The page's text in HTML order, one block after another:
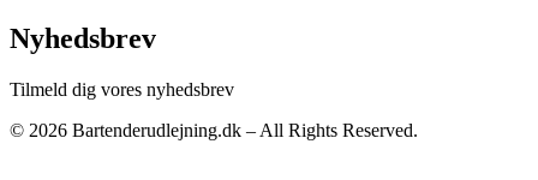
Nyhedsbrev
Tilmeld dig vores nyhedsbrev
© 2026 Bartenderudlejning.dk – All Rights Reserved.